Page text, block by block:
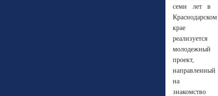
семи лет в
Краснодарском
крае
реализуется
молодежный
проект,
направленный
на
знакомство